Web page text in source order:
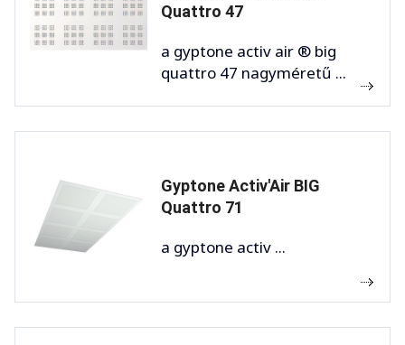
Quattro 47
a gyptone activ air ® big
quattro 47 nagyméretű ...
Gyptone Activ'Air BIG
Quattro 71
a gyptone activ ...